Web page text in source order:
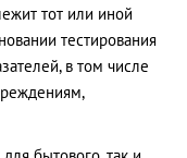
тот или иной
тестирования
в том числе